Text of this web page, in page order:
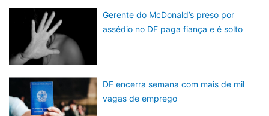
Gerente do McDonald’s preso por
assédio no DF paga fiança e é solto
DF encerra semana com mais de mil
vagas de emprego